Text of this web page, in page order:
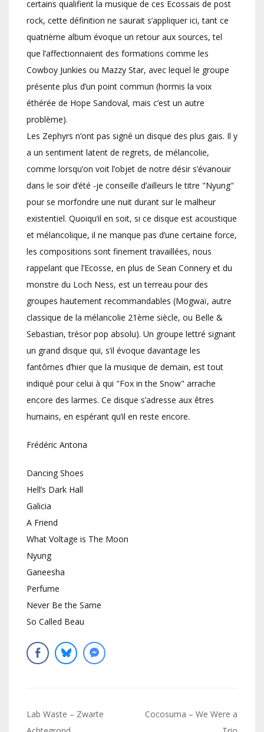
certains qualifient la musique de ces Ecossais de post
rock, cette définition ne saurait s’appliquer ici, tant ce
quatrième album évoque un retour aux sources, tel
que l’affectionnaient des formations comme les
Cowboy Junkies ou Mazzy Star, avec lequel le groupe
présente plus d’un point commun (hormis la voix
éthérée de Hope Sandoval, mais c’est un autre
problème).
Les Zephyrs n’ont pas signé un disque des plus gais. Il y
a un sentiment latent de regrets, de mélancolie,
comme lorsqu’on voit l’objet de notre désir s’évanouir
dans le soir d’été -je conseille d’ailleurs le titre "Nyung"
pour se morfondre une nuit durant sur le malheur
existentiel. Quoiqu’il en soit, si ce disque est acoustique
et mélancolique, il ne manque pas d’une certaine force,
les compositions sont finement travaillées, nous
rappelant que l’Ecosse, en plus de Sean Connery et du
monstre du Loch Ness, est un terreau pour des
groupes hautement recommandables (Mogwaï, autre
classique de la mélancolie 21ème siècle, ou Belle &
Sebastian, trésor pop absolu). Un groupe lettré signant
un grand disque qui, s’il évoque davantage les
fantômes d’hier que la musique de demain, est tout
indiqué pour celui à qui "Fox in the Snow" arrache
encore des larmes. Ce disque s’adresse aux êtres
humains, en espérant qu’il en reste encore.
Frédéric Antona
Dancing Shoes
Hell’s Dark Hall
Galicia
A Friend
What Voltage is The Moon
Nyung
Ganeesha
Perfume
Never Be the Same
So Called Beau
Navigation
Lab Waste – Zwarte
Cocosuma – We Were a